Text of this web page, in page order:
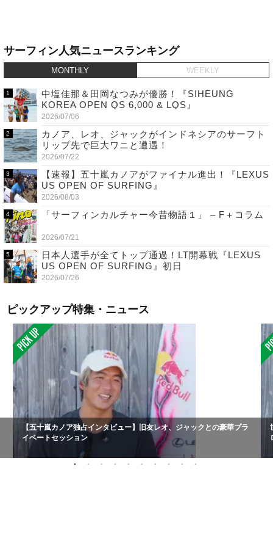
サーフィン人気ニュースランキング
MONTHLY WEEKLY
中塩佳那＆田岡なつみが優勝！『SIHEUNG
KOREA OPEN QS 6,000 & LQS』
2026/07/06
カノア、レオ、ジャックがインドネシアのサーフト
リップ先で巨大ワニと遭遇！
2026/07/22
【速報】五十嵐カノアがファイナル進出！『LEXUS
US OPEN OF SURFING』
2026/08/03
「サーフィンカルチャー今昔物語１」 – F＋コラム
2026/07/21
日本人選手が全てトップ通過！LT開幕戦『LEXUS
US OPEN OF SURFING』初日
2026/07/26
ピックアップ特集・ニュース
【五十嵐カノア独占インタビュー】旧友レオ、ジャックとの豪華プラ
イベートセッション